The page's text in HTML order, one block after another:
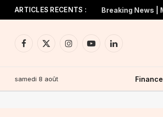
ARTICLES RECENTS :
Facebook
X
InstagramYouTubeLinkedIn
samedi 8 août Finance